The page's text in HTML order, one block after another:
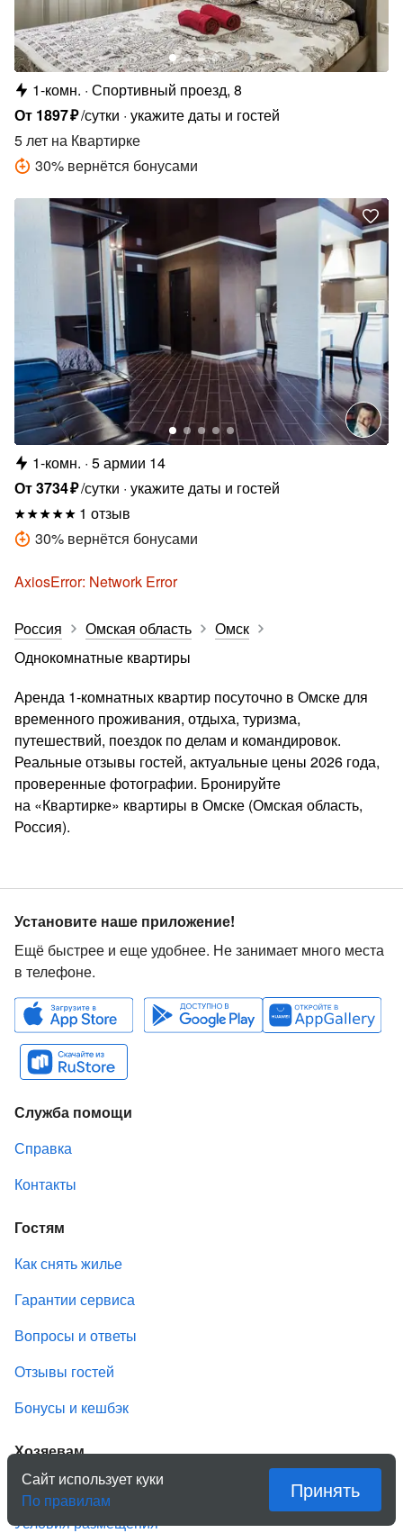
1-комн. Спортивный проезд, 8
От 1897₽/сутки укажите даты и гостей
5 лет на Квартирке
30% вернётся бонусами
1-комн. 5 армии 14
От3734₽/сутки укажите даты и гостей
1 отзыв
30% вернётся бонусами
AxiosError: Network Error
Россия Омская область
Омск
Однокомнатные квартиры
Аренда 1-комнатных квартир посуточно в Омске для
временного проживания, отдыха, туризма,
путешествий, поездок по делам и командировок.
Реальные отзывы гостей, актуальные цены 2026 года,
проверенные фотографии. Бронируйте
на «Квартирке» квартиры в Омске (Омская область,
Россия).
Установите наше приложение!
Ещё быстрее и еще удобнее. Не занимает много места
в телефоне.
Служба помощи
Справка
Контакты
Гостям
Как снять жилье
Гарантии сервиса
Вопросы и ответы
Отзывы гостей
Бонусы и кешбэк
Хозяевам
Сдать жилье
Условия размещения
Сайт использует куки
По правилам
Принять